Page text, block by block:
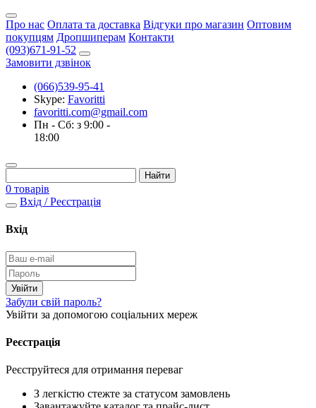
Про нас Оплата та доставка Відгуки про магазин Оптовим
покупцям Дропшиперам Контакти
(093)671-91-52
Замовити дзвінок
(066)539-95-41
Skype: Favoritti
favoritti.com@gmail.com
Пн - Сб: з 9:00 -
18:00
0 товарів
Вхід / Реєстрація
Вхід
Забули свій пароль?
Увійти за допомогою соціальних мереж
Реєстрація
Реєструйтеся для отримання переваг
З легкістю стежте за статусом замовлень